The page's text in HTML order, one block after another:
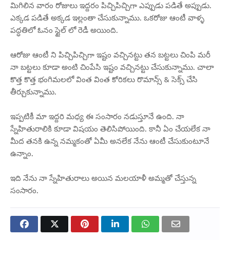
మిగిలిన వారం రోజులు ఇద్దరం పిచ్చిపిచ్చిగా ఎప్పుడు పడితే అప్పుడు.
ఎక్కడ పడితే అక్కడ ఇల్లంతా చేసుకున్నాము. ఒకరోజు ఆంటీ వాళ్ళ
పద్ధతిలో ఓనం స్టైల్ లో రెడీ అయింది.
ఆరోజు ఆంటీ ని పిచ్చిపిచ్చిగా ఇష్టం వచ్చినట్టు తన బట్టలు చింపి మరీ
నా బట్టలు కూడా అంటి చింపేసి ఇష్టం వచ్చినట్టు చేసుకున్నాము. చాలా
కొత్త కొత్త భంగిమలలో వింత వింత కోరికలు రొమాన్స్ & సెక్స్ చేసి
తీర్చుకున్నాము.
ఇప్పటికీ మా ఇద్దరి మధ్య ఈ సంసారం నడుస్తూనే ఉంది. నా
స్నేహితురాలికి కూడా విషయం తెలిసిపోయింది. కానీ ఏం చేయలేక నా
మీద తనకి ఉన్న నమ్మకంతో ఏమీ అనలేక నేను ఆంటీ చేసుకుంటూనే
ఉన్నాం.
ఇది నేను నా స్నేహితురాలు అయిన మలయాళీ అమ్మతో చేస్తున్న
సంసారం.